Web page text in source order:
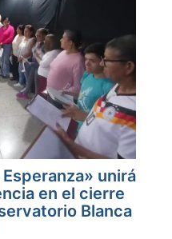
unirá
en el cierre
Blanca